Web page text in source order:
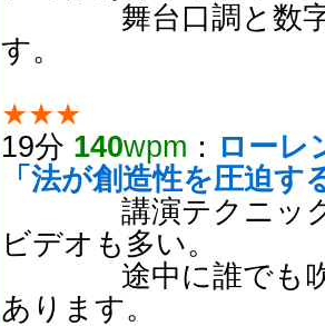
舞台口調と数字の
す。
★★★
19分 140wpm ： ローレ
「法が創造性を圧迫す
講演テクニック
ビデオも多い。
途中に誰でも吹
あります。